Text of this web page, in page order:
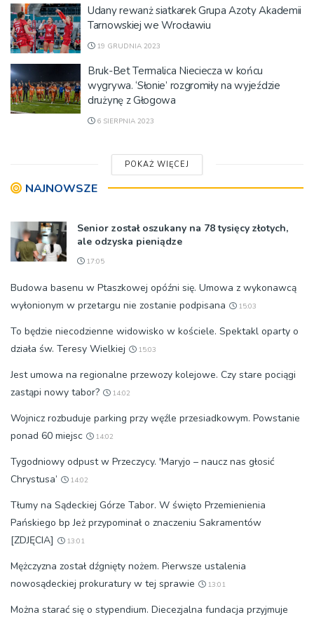
Udany rewanż siatkarek Grupa Azoty Akademii
Tarnowskiej we Wrocławiu
19 GRUDNIA 2023
Bruk-Bet Termalica Nieciecza w końcu
wygrywa. ‘Słonie’ rozgromiły na wyjeździe
drużynę z Głogowa
6 SIERPNIA 2023
POKAŻ WIĘCEJ
NAJNOWSZE
Senior został oszukany na 78 tysięcy złotych,
ale odzyska pieniądze
17:05
Budowa basenu w Ptaszkowej opóźni się. Umowa z wykonawcą
wyłonionym w przetargu nie zostanie podpisana
15:03
To będzie niecodzienne widowisko w kościele. Spektakl oparty o
działa św. Teresy Wielkiej
15:03
Jest umowa na regionalne przewozy kolejowe. Czy stare pociągi
zastąpi nowy tabor?
14:02
Wojnicz rozbuduje parking przy węźle przesiadkowym. Powstanie
ponad 60 miejsc
14:02
Tygodniowy odpust w Przeczycy. 'Maryjo – naucz nas głosić
Chrystusa’
14:02
Tłumy na Sądeckiej Górze Tabor. W święto Przemienienia
Pańskiego bp Jeż przypominał o znaczeniu Sakramentów
[ZDJĘCIA]
13:01
Mężczyzna został dźgnięty nożem. Pierwsze ustalenia
nowosądeckiej prokuratury w tej sprawie
13:01
Można starać się o stypendium. Diecezjalna fundacja przyjmuje